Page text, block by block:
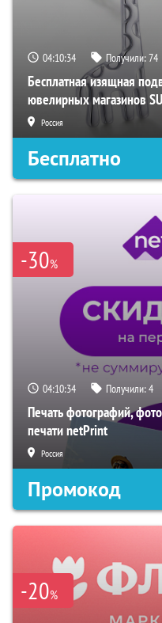
04:10:33 Получили:74
Бесплатная изящная
ювелирных магазинов
Россия
Бесплатно
-30%
04:10:33 Получили:4
Печать фотографий,
печати netPrint
Россия
Промокод
-20%